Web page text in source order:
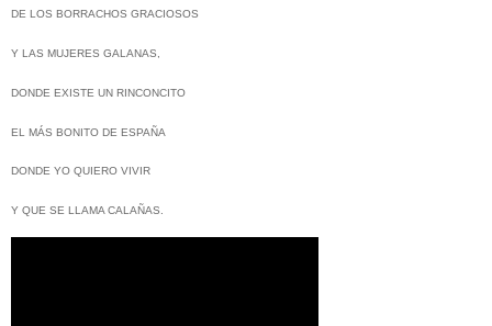
DE LOS BORRACHOS GRACIOSOS
Y LAS MUJERES GALANAS,
DONDE EXISTE UN RINCONCITO
EL MÁS BONITO DE ESPAÑA
DONDE YO QUIERO VIVIR
Y QUE SE LLAMA CALAÑAS.